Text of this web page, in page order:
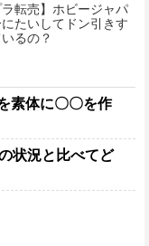
ラ転売】ホビージャパ
たいしてドン引きす
るの？
素体に〇〇を作
状況と比べてど